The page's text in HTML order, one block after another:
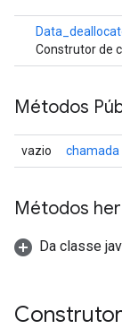
Construtor de
Métodos
vazio chamada
Métodos
Da classe